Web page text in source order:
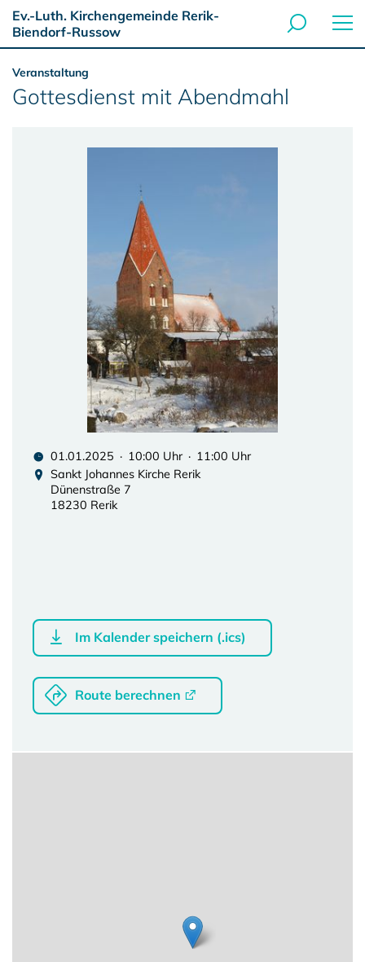
Ev.-Luth. Kirchengemeinde Rerik-
Biendorf-Russow
Veranstaltung
Gottesdienst mit Abendmahl
01.01.2025 · 10:00 Uhr · 11:00 Uhr
Sankt Johannes Kirche Rerik
Dünenstraße 7
18230 Rerik
Im Kalender speichern (.ics)
Route berechnen